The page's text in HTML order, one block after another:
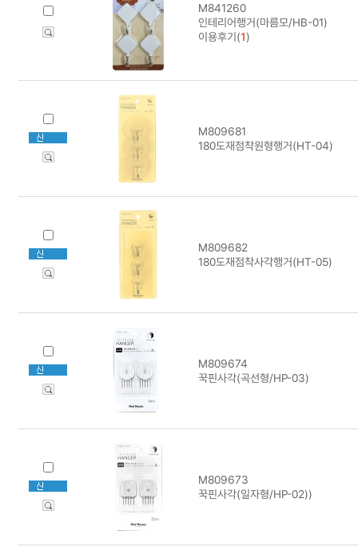
M841260
인테리어행거(마름모/HB-01)
이용후기(1)
M809681
180도재점착원형행거(HT-04)
M809682
180도재점착사각행거(HT-05)
M809674
꾹핀사각(곡선형/HP-03)
M809673
꾹핀사각(일자형/HP-02))